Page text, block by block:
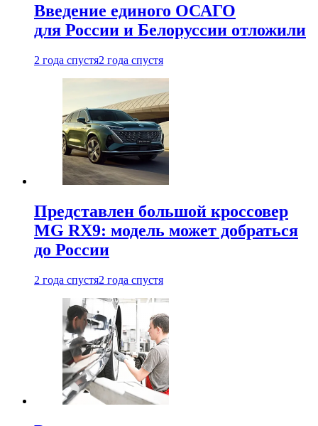
Введение единого ОСАГО
для России и Белоруссии отложили
2 года спустя2 года спустя
Представлен большой кроссовер
MG RX9: модель может добраться
до России
2 года спустя2 года спустя